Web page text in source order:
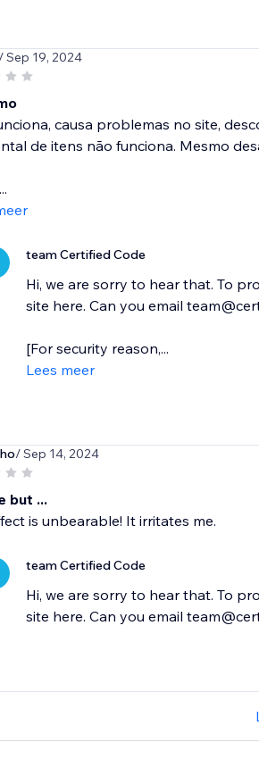
Sep 19, 2024
causa problemas no site,
de itens não funciona. Mesmo
team Certified Code
Hi, we are sorry to hear that. To
site here. Can you email
[For security reason,...
Lees meer
/ Sep 14, 2024
but ...
is unbearable! It irritates me.
team Certified Code
Hi, we are sorry to hear that. To
site here. Can you email